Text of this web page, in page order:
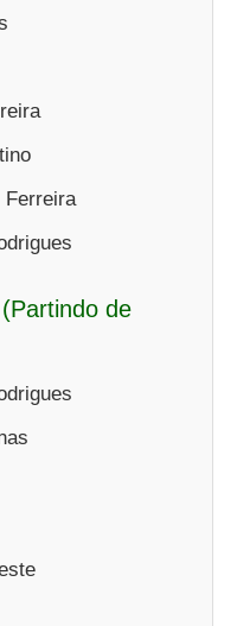
Ferreira
de